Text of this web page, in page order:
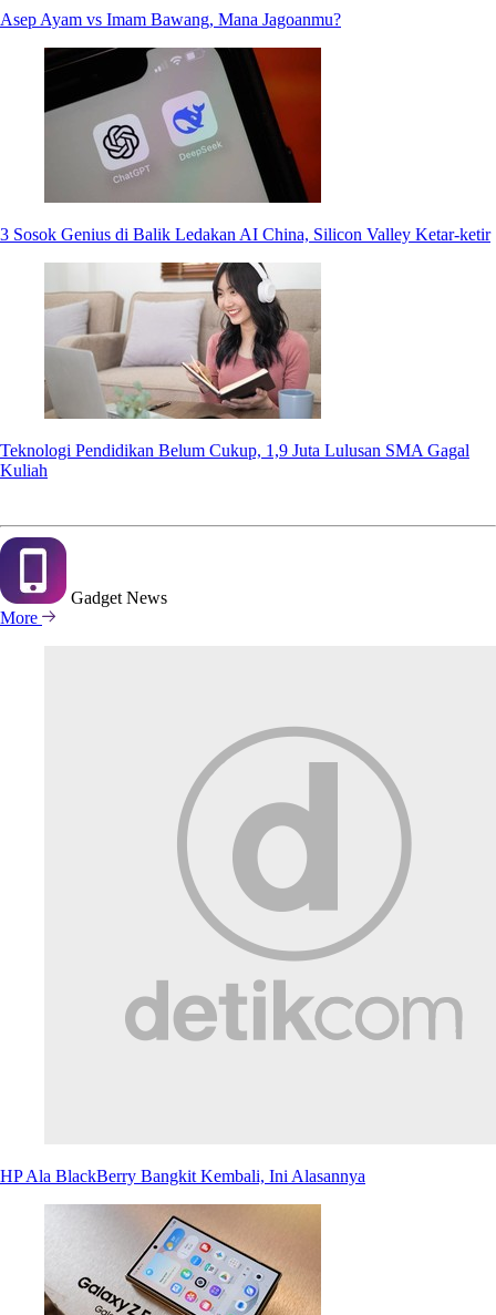
Asep Ayam vs Imam Bawang, Mana Jagoanmu?
3 Sosok Genius di Balik Ledakan AI China, Silicon Valley Ketar-ketir
Teknologi Pendidikan Belum Cukup, 1,9 Juta Lulusan SMA Gagal
Kuliah
Gadget News
More
HP Ala BlackBerry Bangkit Kembali, Ini Alasannya